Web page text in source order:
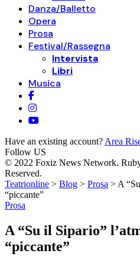
Danza/Balletto
Opera
Prosa
Festival/Rassegna
Intervista
Libri
Musica
Have an existing account? Area
Follow US
© 2022 Foxiz News Network.
Reserved.
Teatrionline > Blog > Prosa > A
“piccante”
Prosa
A “Su il Sipario”
“piccante”